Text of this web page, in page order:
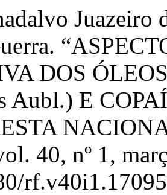
Juazeiro
DOS
Aubl.) E
40, nº 1,